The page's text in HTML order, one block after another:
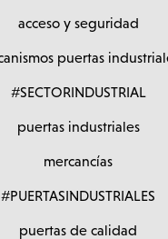
acceso y seguridad
puertas
#SECTORINDUSTRIAL
puertas industriales
mercancías
#PUERTASINDUSTRIALES
puertas de calidad